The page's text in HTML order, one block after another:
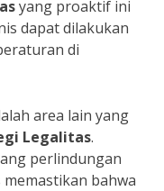
yang proaktif ini
dapat dilakukan
di
area lain yang
Legalitas.
perlindungan
memastikan bahwa